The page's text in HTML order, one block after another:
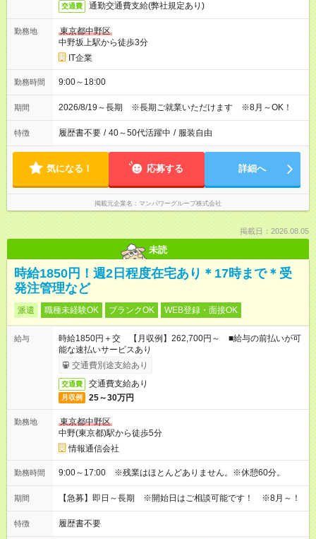
交通費 通勤交通費支給(弊社規定あり)
勤務地
東京都中野区
中野坂上駅から徒歩3分
IT企業
勤務時間 9:00～18:00
期間 2026/8/19～長期 ※長期ご就業いただけます ※8月～OK！
特徴 履歴書不要 / 40～50代活躍中 / 服装自由
気になる！ 応募する 詳細へ
掲載元企業名 マンパワーグループ株式会社
掲載日：2026.08.05
未読
時給1850円！週2日程度在宅あり＊17時まで＊受
発注管理など
派遣 職種未経験OK ブランクOK WEB登録・面接OK
給与
時給1850円＋交 【月収例】262,700円～ ■給与の前払いが可
能な速払いサービスあり
交通費別途支給あり
交通費 交通費支給あり
月収例 25～30万円
勤務地
東京都中野区
中野(東京都)駅から徒歩5分
情報通信会社
勤務時間 9:00～17:00 ※残業はほとんどありません。※休憩60分。
期間 【急募】即日～長期 ※開始日はご相談可能です！ ※8月～！
特徴 履歴書不要